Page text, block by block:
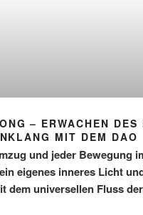
– ERWACHEN DES
MIT DEM DAO
und jeder Bewegung
eigenes inneres Licht
dem universellen Fluss